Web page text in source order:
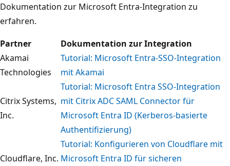
Dokumentation zur Microsoft Entra-Integration zu
erfahren.
Partner
Dokumentation zur Integration
Akamai
Technologies
Tutorial: Microsoft Entra-SSO-Integration
mit Akamai
Citrix Systems,
Inc.
Tutorial: Microsoft Entra SSO-Integration
mit Citrix ADC SAML Connector für
Microsoft Entra ID (Kerberos-basierte
Authentifizierung)
Cloudflare, Inc.
Tutorial: Konfigurieren von Cloudflare mit
Microsoft Entra ID für sicheren